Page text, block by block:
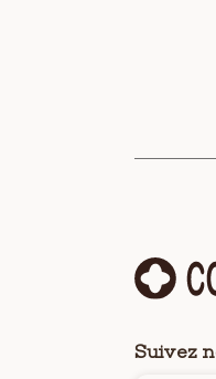
Mon Jul 06
Rating: 5/5
Tres
Tres
Thu Aug
Tong Cuir
Vincent
Suivez